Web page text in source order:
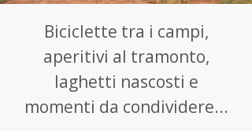
Biciclette tra i campi,
aperitivi al tramonto,
laghetti nascosti e
momenti da condividere...